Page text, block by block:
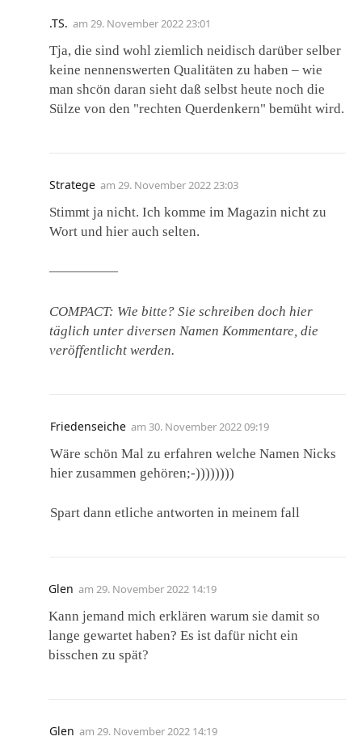
.TS. am 29. November 2022 23:01
Tja, die sind wohl ziemlich neidisch darüber selber
keine nennenswerten Qualitäten zu haben – wie
man shcön daran sieht daß selbst heute noch die
Sülze von den "rechten Querdenkern" bemüht wird.
Stratege am 29. November 2022 23:03
Stimmt ja nicht. Ich komme im Magazin nicht zu
Wort und hier auch selten.
—————
COMPACT: Wie bitte? Sie schreiben doch hier
täglich unter diversen Namen Kommentare, die
veröffentlicht werden.
Friedenseiche am 30. November 2022 09:19
Wäre schön Mal zu erfahren welche Namen Nicks
hier zusammen gehören;-))))))))
Spart dann etliche antworten in meinem fall
Glen am 29. November 2022 14:19
Kann jemand mich erklären warum sie damit so
lange gewartet haben? Es ist dafür nicht ein
bisschen zu spät?
Glen am 29. November 2022 14:19